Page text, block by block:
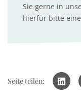
Sie gerne in
hierfür bitte
Seite teilen: